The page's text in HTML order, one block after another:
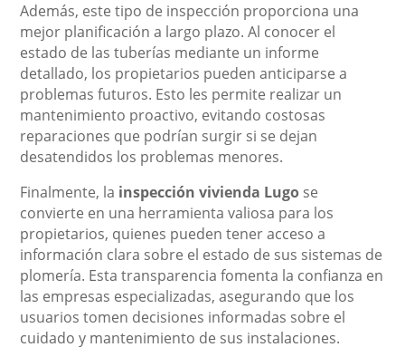
Además, este tipo de inspección proporciona una
mejor planificación a largo plazo. Al conocer el
estado de las tuberías mediante un informe
detallado, los propietarios pueden anticiparse a
problemas futuros. Esto les permite realizar un
mantenimiento proactivo, evitando costosas
reparaciones que podrían surgir si se dejan
desatendidos los problemas menores.
Finalmente, la inspección vivienda Lugo se
convierte en una herramienta valiosa para los
propietarios, quienes pueden tener acceso a
información clara sobre el estado de sus sistemas de
plomería. Esta transparencia fomenta la confianza en
las empresas especializadas, asegurando que los
usuarios tomen decisiones informadas sobre el
cuidado y mantenimiento de sus instalaciones.